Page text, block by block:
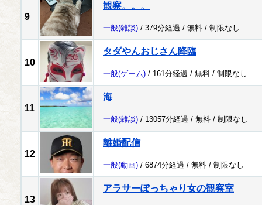
9
観察。。。
一般(雑談) / 379分経過 / 無料 / 制限なし
10
タダやんおじさん降臨
一般(ゲーム) / 161分経過 / 無料 / 制限なし
11
海
一般(雑談) / 13057分経過 / 無料 / 制限なし
12
離婚配信
一般(動画) / 6874分経過 / 無料 / 制限なし
13
アラサーぽっちゃり女の観察室